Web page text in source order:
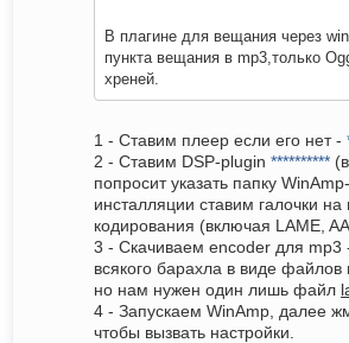
В плагине для вещания через
пункта вещания в mp3,только
хреней.
1 - Ставим плеер если его нет -
2 - Ставим DSP-plugin **********
попросит указать папку
инсталляции ставим галочки
кодирования (включая LAME,
3 - Скачиваем encoder для mp3
всякого барахла в виде
но нам нужен один лишь файл
4 - Запускаем WinAmp, далее
чтобы вызвать настройки.